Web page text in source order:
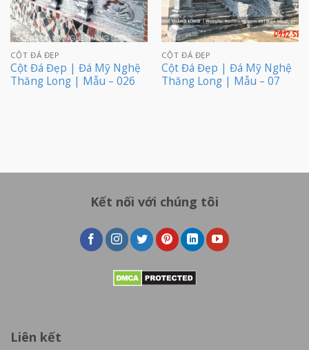
CỘT ĐÁ ĐẸP
Cột Đá Đẹp | Đá Mỹ Nghệ
Thăng Long | Mẫu – 026
CỘT ĐÁ ĐẸP
Cột Đá Đẹp | Đá Mỹ Nghệ
Thăng Long | Mẫu – 07
Kết nối với chúng tôi
Liên kết